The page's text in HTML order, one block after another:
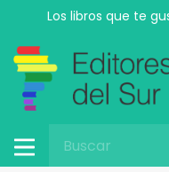
Los libros que te